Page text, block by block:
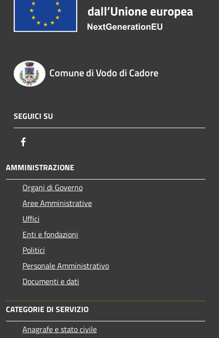
Comune di Vodo di Cadore
SEGUICI SU
AMMINISTRAZIONE
Organi di Governo
Aree Amministrative
Uffici
Enti e fondazioni
Politici
Personale Amministrativo
Documenti e dati
CATEGORIE DI SERVIZIO
Anagrafe e stato civile